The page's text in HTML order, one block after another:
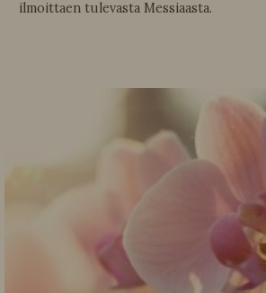
ilmoittaen tulevasta Messiaasta.